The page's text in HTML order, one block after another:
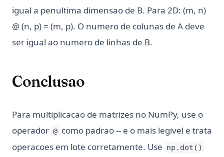
igual a penultima dimensao de B. Para 2D: (m, n)
@ (n, p) = (m, p). O numero de colunas de A deve
ser igual ao numero de linhas de B.
Conclusao
Para multiplicacao de matrizes no NumPy, use o
operador @ como padrao -- e o mais legivel e trata
operacoes em lote corretamente. Use np.dot()